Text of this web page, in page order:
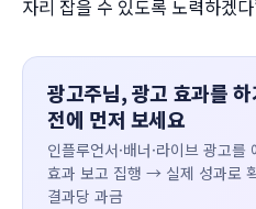
자리 잡을 수 있도록 노력하겠
광고주님, 광고 효과를 하
전에 먼저 보세요
인플루언서·배너·라이브 광고를
효과 보고 집행 → 실제 성과로
결과당 과금